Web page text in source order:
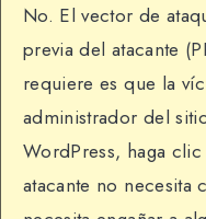
No. El vector de
previa del atacante
requiere es que la
administrador del
WordPress, haga
atacante no